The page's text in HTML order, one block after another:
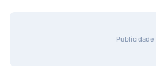
Publicidade